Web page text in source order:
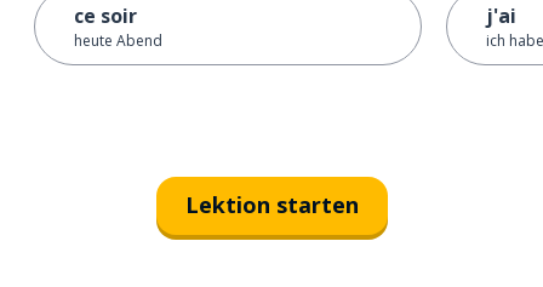
ce soir
heute Abend
j'ai
ich habe
Lektion starten